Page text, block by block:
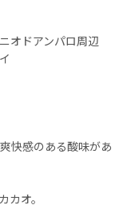
オドアンパロ周辺
快感のある酸味があ
カオ。